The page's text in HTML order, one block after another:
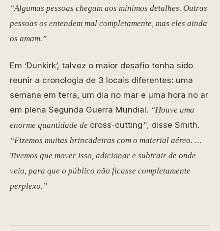
“Algumas pessoas chegam aos mínimos detalhes. Outras
pessoas os entendem mal completamente, mas eles ainda
os amam.”
Em ‘Dunkirk’, talvez o maior desafio tenha sido
reunir a cronologia de 3 locais diferentes: uma
semana em terra, um dia no mar e uma hora no ar
em plena Segunda Guerra Mundial. “Houve uma
enorme quantidade de cross-cutting”, disse Smith.
“Fizemos muitas brincadeiras com o material aéreo. …
Tivemos que mover isso, adicionar e subtrair de onde
veio, para que o público não ficasse completamente
perplexo.”